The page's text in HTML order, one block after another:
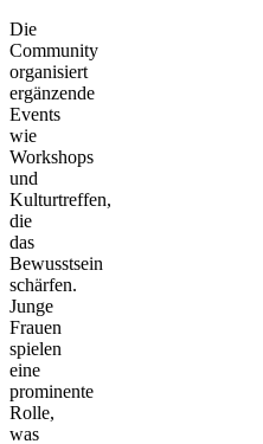
Die
Community
organisiert
ergänzende
Events
wie
Workshops
und
Kulturtreffen,
die
das
Bewusstsein
schärfen.
Junge
Frauen
spielen
eine
prominente
Rolle,
was